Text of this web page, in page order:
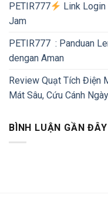
PETIR777
Link
Jam
PETIR777 : Panduan
dengan Aman
Review Quạt Tích Điện
Mát Sâu, Cứu Cánh
BÌNH LUẬN GẦN ĐÂY